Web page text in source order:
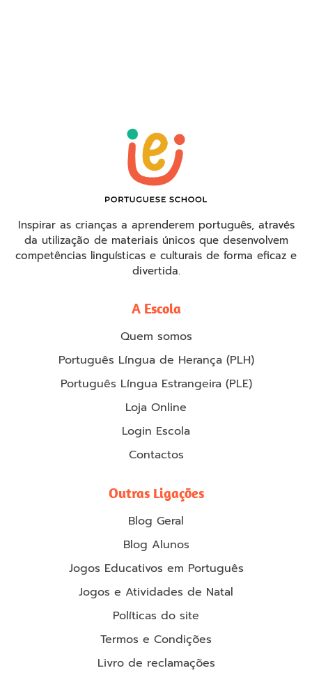
Inspirar as crianças a aprenderem português, através
da utilização de materiais únicos que desenvolvem
competências linguísticas e culturais de forma eficaz e
divertida.
A Escola
Quem somos
Português Língua de Herança (PLH)
Português Língua Estrangeira (PLE)
Loja Online
Login Escola
Contactos
Outras Ligações
Blog Geral
Blog Alunos
Jogos Educativos em Português
Jogos e Atividades de Natal
Políticas do site
Termos e Condições
Livro de reclamações